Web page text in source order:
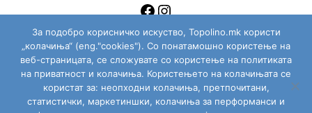
Copyright © 2026 Topolino.mk
За подобро корисничко искуство, Topolino.mk користи
„колачиња“ (eng."cookies"). Со понатамошно користење на
веб-страницата, се сложувате со користење на политиката
на приватност и колачиња. Користењето на колачињата се
користат за: неопходни колачиња, претпочитани,
статистички, маркетиншки, колачиња за перформанси и